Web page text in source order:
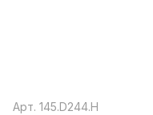
Арт. 145.D244.H